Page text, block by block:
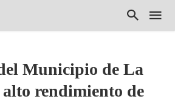
Municipio de La
rendimiento de